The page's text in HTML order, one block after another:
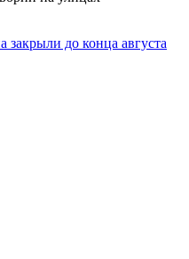
закрыли до конца августа